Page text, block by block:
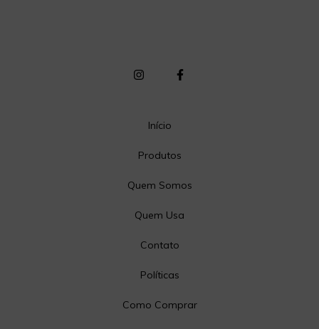
Início
Produtos
Quem Somos
Quem Usa
Contato
Políticas
Como Comprar